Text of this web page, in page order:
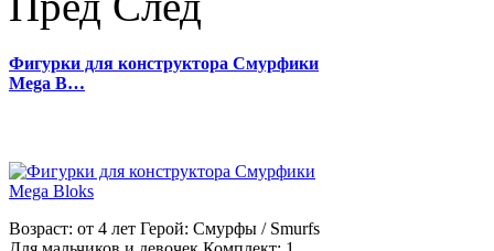
Фигурки для конструктора Смурфики
Mega B…
Возраст: от 4 лет Герой: Смурфы / Smurfs